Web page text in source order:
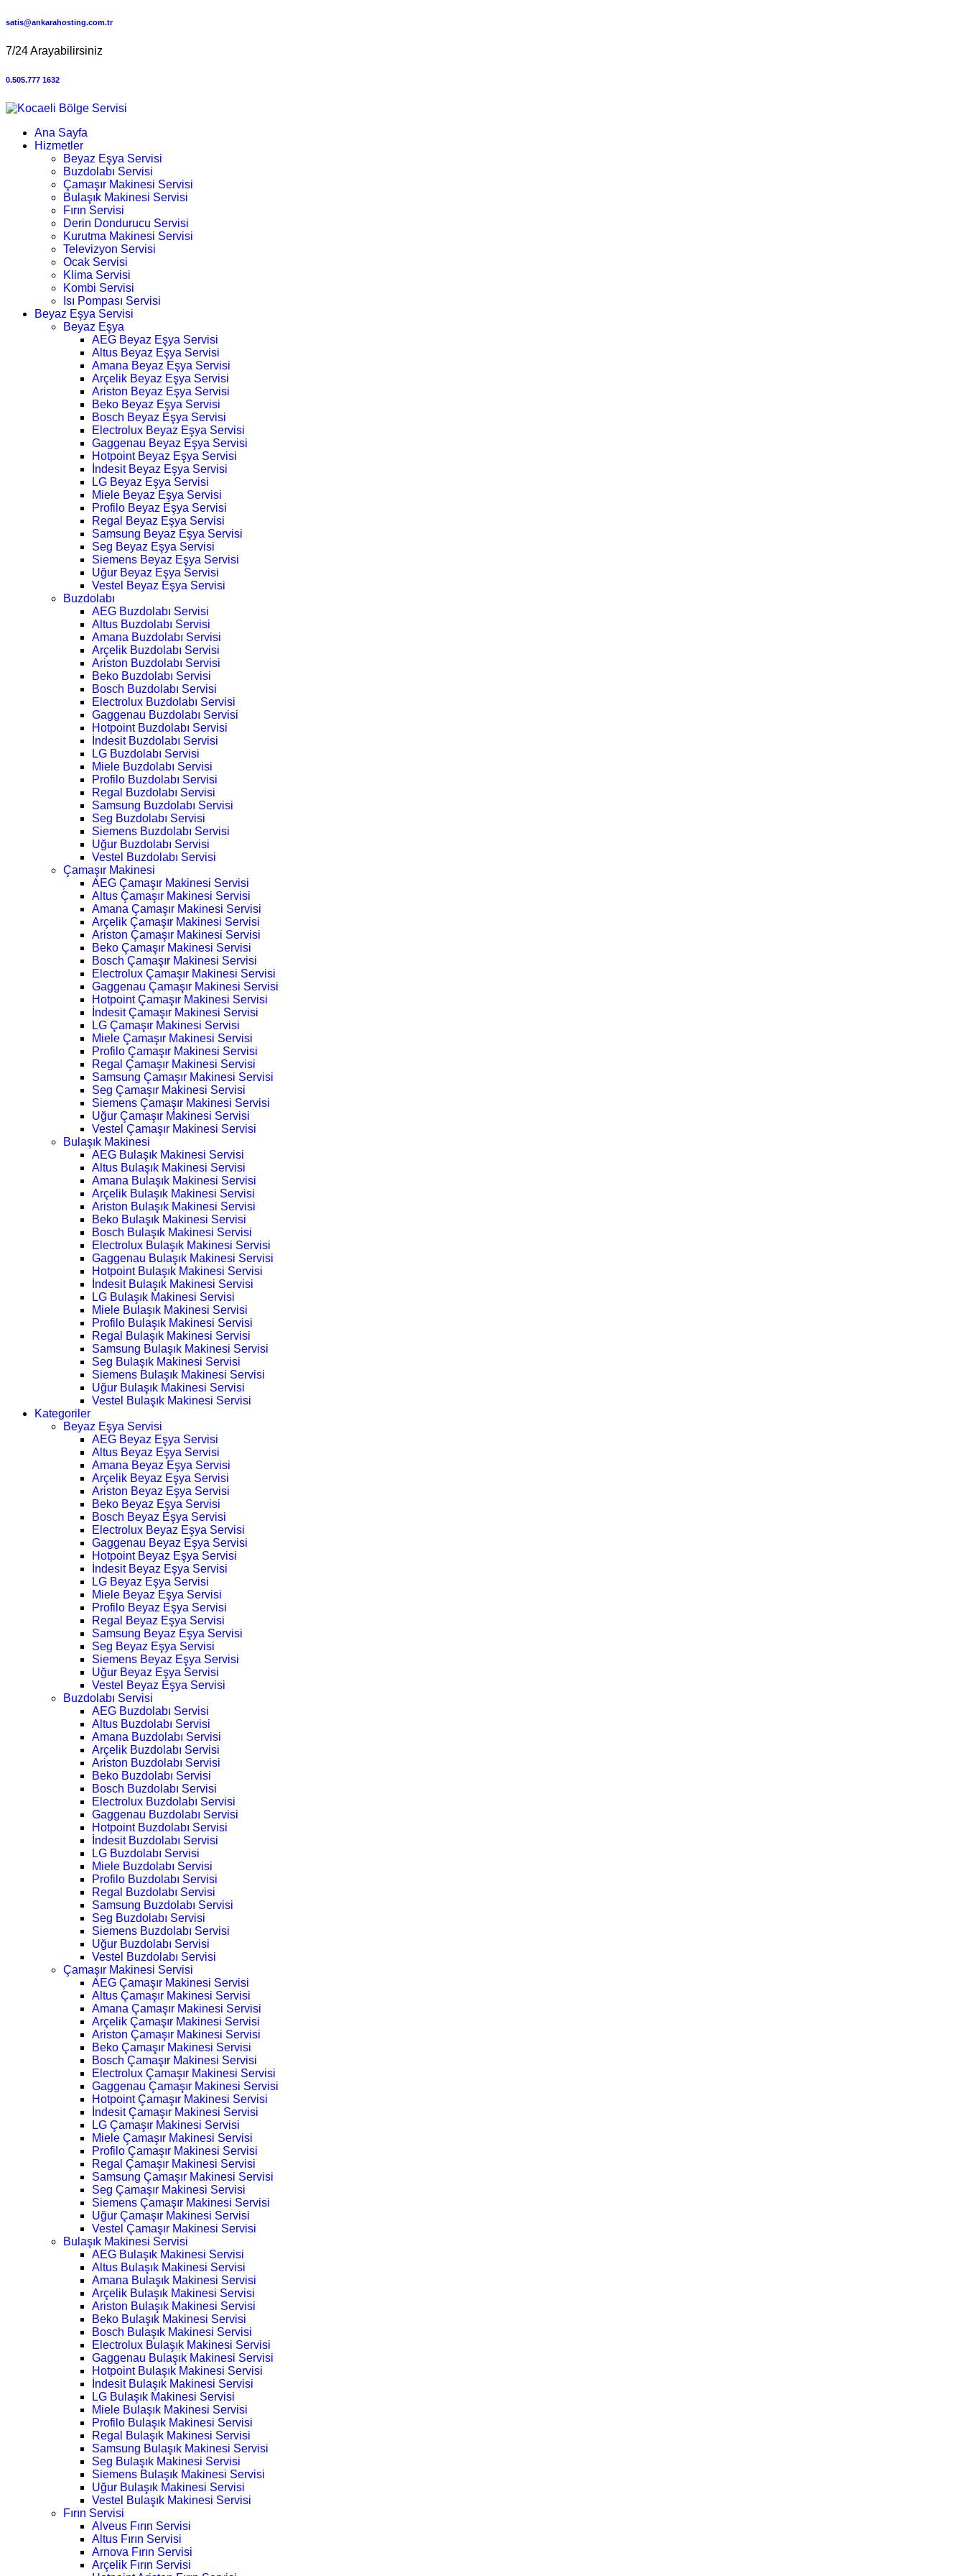
satis@ankarahosting.com.tr
7/24 Arayabilirsiniz
0.505.777 1632
Ana Sayfa
Hizmetler
Beyaz Eşya Servisi
Buzdolabı Servisi
Çamaşır Makinesi Servisi
Bulaşık Makinesi Servisi
Fırın Servisi
Derin Dondurucu Servisi
Kurutma Makinesi Servisi
Televizyon Servisi
Ocak Servisi
Klima Servisi
Kombi Servisi
Isı Pompası Servisi
Beyaz Eşya Servisi
Beyaz Eşya
AEG Beyaz Eşya Servisi
Altus Beyaz Eşya Servisi
Amana Beyaz Eşya Servisi
Arçelik Beyaz Eşya Servisi
Ariston Beyaz Eşya Servisi
Beko Beyaz Eşya Servisi
Bosch Beyaz Eşya Servisi
Electrolux Beyaz Eşya Servisi
Gaggenau Beyaz Eşya Servisi
Hotpoint Beyaz Eşya Servisi
İndesit Beyaz Eşya Servisi
LG Beyaz Eşya Servisi
Miele Beyaz Eşya Servisi
Profilo Beyaz Eşya Servisi
Regal Beyaz Eşya Servisi
Samsung Beyaz Eşya Servisi
Seg Beyaz Eşya Servisi
Siemens Beyaz Eşya Servisi
Uğur Beyaz Eşya Servisi
Vestel Beyaz Eşya Servisi
Buzdolabı
AEG Buzdolabı Servisi
Altus Buzdolabı Servisi
Amana Buzdolabı Servisi
Arçelik Buzdolabı Servisi
Ariston Buzdolabı Servisi
Beko Buzdolabı Servisi
Bosch Buzdolabı Servisi
Electrolux Buzdolabı Servisi
Gaggenau Buzdolabı Servisi
Hotpoint Buzdolabı Servisi
İndesit Buzdolabı Servisi
LG Buzdolabı Servisi
Miele Buzdolabı Servisi
Profilo Buzdolabı Servisi
Regal Buzdolabı Servisi
Samsung Buzdolabı Servisi
Seg Buzdolabı Servisi
Siemens Buzdolabı Servisi
Uğur Buzdolabı Servisi
Vestel Buzdolabı Servisi
Çamaşır Makinesi
AEG Çamaşır Makinesi Servisi
Altus Çamaşır Makinesi Servisi
Amana Çamaşır Makinesi Servisi
Arçelik Çamaşır Makinesi Servisi
Ariston Çamaşır Makinesi Servisi
Beko Çamaşır Makinesi Servisi
Bosch Çamaşır Makinesi Servisi
Electrolux Çamaşır Makinesi Servisi
Gaggenau Çamaşır Makinesi Servisi
Hotpoint Çamaşır Makinesi Servisi
İndesit Çamaşır Makinesi Servisi
LG Çamaşır Makinesi Servisi
Miele Çamaşır Makinesi Servisi
Profilo Çamaşır Makinesi Servisi
Regal Çamaşır Makinesi Servisi
Samsung Çamaşır Makinesi Servisi
Seg Çamaşır Makinesi Servisi
Siemens Çamaşır Makinesi Servisi
Uğur Çamaşır Makinesi Servisi
Vestel Çamaşır Makinesi Servisi
Bulaşık Makinesi
AEG Bulaşık Makinesi Servisi
Altus Bulaşık Makinesi Servisi
Amana Bulaşık Makinesi Servisi
Arçelik Bulaşık Makinesi Servisi
Ariston Bulaşık Makinesi Servisi
Beko Bulaşık Makinesi Servisi
Bosch Bulaşık Makinesi Servisi
Electrolux Bulaşık Makinesi Servisi
Gaggenau Bulaşık Makinesi Servisi
Hotpoint Bulaşık Makinesi Servisi
İndesit Bulaşık Makinesi Servisi
LG Bulaşık Makinesi Servisi
Miele Bulaşık Makinesi Servisi
Profilo Bulaşık Makinesi Servisi
Regal Bulaşık Makinesi Servisi
Samsung Bulaşık Makinesi Servisi
Seg Bulaşık Makinesi Servisi
Siemens Bulaşık Makinesi Servisi
Uğur Bulaşık Makinesi Servisi
Vestel Bulaşık Makinesi Servisi
Kategoriler
Beyaz Eşya Servisi
AEG Beyaz Eşya Servisi
Altus Beyaz Eşya Servisi
Amana Beyaz Eşya Servisi
Arçelik Beyaz Eşya Servisi
Ariston Beyaz Eşya Servisi
Beko Beyaz Eşya Servisi
Bosch Beyaz Eşya Servisi
Electrolux Beyaz Eşya Servisi
Gaggenau Beyaz Eşya Servisi
Hotpoint Beyaz Eşya Servisi
İndesit Beyaz Eşya Servisi
LG Beyaz Eşya Servisi
Miele Beyaz Eşya Servisi
Profilo Beyaz Eşya Servisi
Regal Beyaz Eşya Servisi
Samsung Beyaz Eşya Servisi
Seg Beyaz Eşya Servisi
Siemens Beyaz Eşya Servisi
Uğur Beyaz Eşya Servisi
Vestel Beyaz Eşya Servisi
Buzdolabı Servisi
AEG Buzdolabı Servisi
Altus Buzdolabı Servisi
Amana Buzdolabı Servisi
Arçelik Buzdolabı Servisi
Ariston Buzdolabı Servisi
Beko Buzdolabı Servisi
Bosch Buzdolabı Servisi
Electrolux Buzdolabı Servisi
Gaggenau Buzdolabı Servisi
Hotpoint Buzdolabı Servisi
İndesit Buzdolabı Servisi
LG Buzdolabı Servisi
Miele Buzdolabı Servisi
Profilo Buzdolabı Servisi
Regal Buzdolabı Servisi
Samsung Buzdolabı Servisi
Seg Buzdolabı Servisi
Siemens Buzdolabı Servisi
Uğur Buzdolabı Servisi
Vestel Buzdolabı Servisi
Çamaşır Makinesi Servisi
AEG Çamaşır Makinesi Servisi
Altus Çamaşır Makinesi Servisi
Amana Çamaşır Makinesi Servisi
Arçelik Çamaşır Makinesi Servisi
Ariston Çamaşır Makinesi Servisi
Beko Çamaşır Makinesi Servisi
Bosch Çamaşır Makinesi Servisi
Electrolux Çamaşır Makinesi Servisi
Gaggenau Çamaşır Makinesi Servisi
Hotpoint Çamaşır Makinesi Servisi
İndesit Çamaşır Makinesi Servisi
LG Çamaşır Makinesi Servisi
Miele Çamaşır Makinesi Servisi
Profilo Çamaşır Makinesi Servisi
Regal Çamaşır Makinesi Servisi
Samsung Çamaşır Makinesi Servisi
Seg Çamaşır Makinesi Servisi
Siemens Çamaşır Makinesi Servisi
Uğur Çamaşır Makinesi Servisi
Vestel Çamaşır Makinesi Servisi
Bulaşık Makinesi Servisi
AEG Bulaşık Makinesi Servisi
Altus Bulaşık Makinesi Servisi
Amana Bulaşık Makinesi Servisi
Arçelik Bulaşık Makinesi Servisi
Ariston Bulaşık Makinesi Servisi
Beko Bulaşık Makinesi Servisi
Bosch Bulaşık Makinesi Servisi
Electrolux Bulaşık Makinesi Servisi
Gaggenau Bulaşık Makinesi Servisi
Hotpoint Bulaşık Makinesi Servisi
İndesit Bulaşık Makinesi Servisi
LG Bulaşık Makinesi Servisi
Miele Bulaşık Makinesi Servisi
Profilo Bulaşık Makinesi Servisi
Regal Bulaşık Makinesi Servisi
Samsung Bulaşık Makinesi Servisi
Seg Bulaşık Makinesi Servisi
Siemens Bulaşık Makinesi Servisi
Uğur Bulaşık Makinesi Servisi
Vestel Bulaşık Makinesi Servisi
Fırın Servisi
Alveus Fırın Servisi
Altus Fırın Servisi
Arnova Fırın Servisi
Arçelik Fırın Servisi